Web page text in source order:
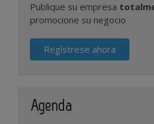
Publique su empresa
promocione su negocio
Regístrese ahora
Agenda